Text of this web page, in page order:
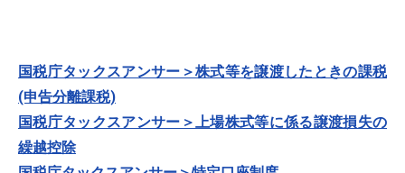
国税庁タックスアンサー＞株式等を譲渡したときの課税
(申告分離課税)
国税庁タックスアンサー＞上場株式等に係る譲渡損失の
繰越控除